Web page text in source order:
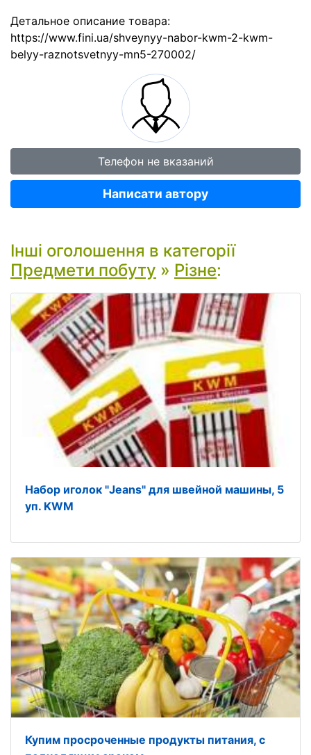
Детальное описание товара:
https://www.fini.ua/shveynyy-nabor-kwm-2-kwm-
belyy-raznotsvetnyy-mn5-270002/
Телефон не вказаний
Написати автору
Інші оголошення в категорії
Предмети побуту » Різне:
Набор иголок "Jeans" для швейной машины, 5
уп. KWM
Купим просроченные продукты питания, с